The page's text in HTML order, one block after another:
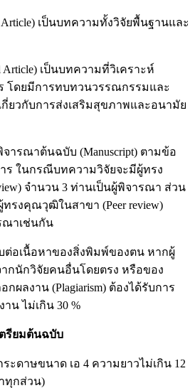
Article) เป็นบทความทั้งวิจัยพื้นฐานและ
Article) เป็นบทความที่วิเคราะห์
โดยมีการทบทวนวรรณกรรมและ
กี่ยวกับการส่งเสริมสุขภาพและอนามัย
ารณาต้นฉบับ (Manuscript) ตามข้อ
ร ในกรณีบทความวิจัยจะมีผู้ทรง
จำนวน 3 ท่านเป็นผู้พิจารณา ส่วน
รงคุณวุฒิในสาขา (Peer review)
ณาเช่นกัน
ต่อเนื้อหาของสิ่งพิมพ์ของตน หากผู้
กนักวิจัยคนอื่นโดยตรง หรือของ
ผลงาน (Plagiarism) ต้องได้รับการ
น ไม่เกิน 30 %
รียมต้นฉบับ
ะดาษขนาด เอ 4 ความยาวไม่เกิน 12
ทุกส่วน)